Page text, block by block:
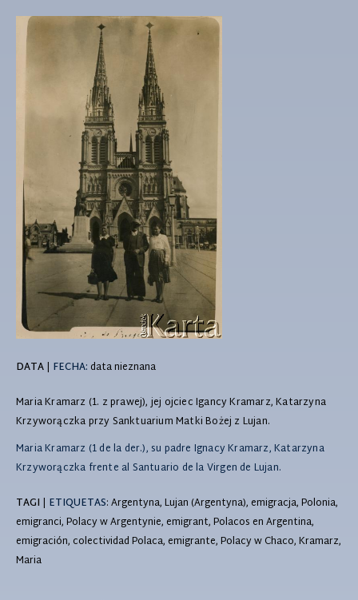
DATA| FECHA: data nieznana
Maria Kramarz (1. z prawej), jej ojciec Igancy Kramarz, Katarzyna
Krzyworączka przy Sanktuarium Matki Bożej z Lujan.
Maria Kramarz (1 de la der.), su padre Ignacy Kramarz, Katarzyna
Krzyworączka frente al Santuario de la Virgen de Lujan.
TAGI | ETIQUETAS: Argentyna, Lujan (Argentyna), emigracja, Polonia,
emigranci, Polacy w Argentynie, emigrant, Polacos en Argentina,
emigración, colectividad Polaca, emigrante, Polacy w Chaco, Kramarz,
Maria